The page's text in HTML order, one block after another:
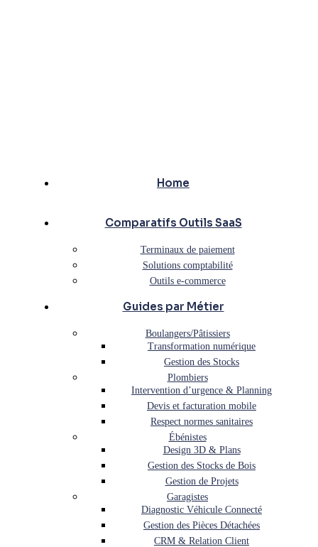
Home
Comparatifs Outils SaaS
Terminaux de paiement
Solutions comptabilité
Outils e-commerce
Guides par Métier
Boulangers/Pâtissiers
Transformation numérique
Gestion des Stocks
Plombiers
Intervention d’urgence & Planning
Devis et facturation mobile
Respect normes sanitaires
Ébénistes
Design 3D & Plans
Gestion des Stocks de Bois
Gestion de Projets
Garagistes
Diagnostic Véhicule Connecté
Gestion des Pièces Détachées
CRM & Relation Client